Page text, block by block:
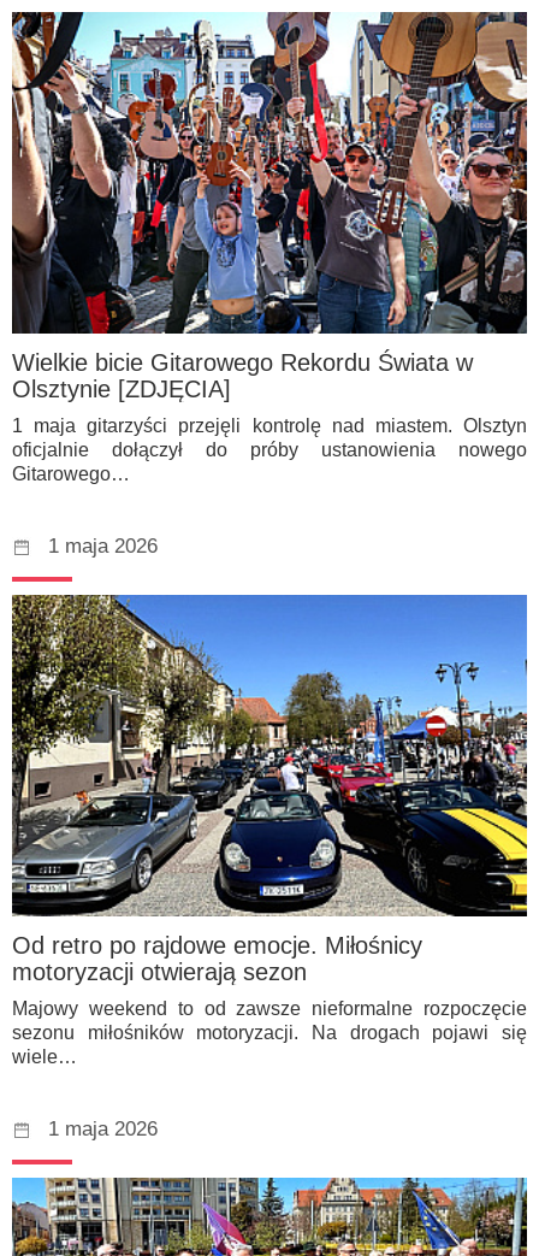
Wielkie bicie Gitarowego Rekordu Świata w
Olsztynie [ZDJĘCIA]
1 maja gitarzyści przejęli kontrolę nad miastem. Olsztyn
oficjalnie dołączył do próby ustanowienia nowego
Gitarowego…
1 maja 2026
Od retro po rajdowe emocje. Miłośnicy
motoryzacji otwierają sezon
Majowy weekend to od zawsze nieformalne rozpoczęcie
sezonu miłośników motoryzacji. Na drogach pojawi się
wiele…
1 maja 2026